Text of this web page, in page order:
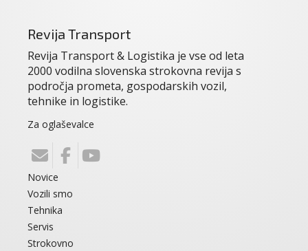
Revija Transport
Revija Transport & Logistika je vse od leta
2000 vodilna slovenska strokovna revija s
področja prometa, gospodarskih vozil,
tehnike in logistike.
Za oglaševalce
Novice
Vozili smo
Tehnika
Servis
Strokovno